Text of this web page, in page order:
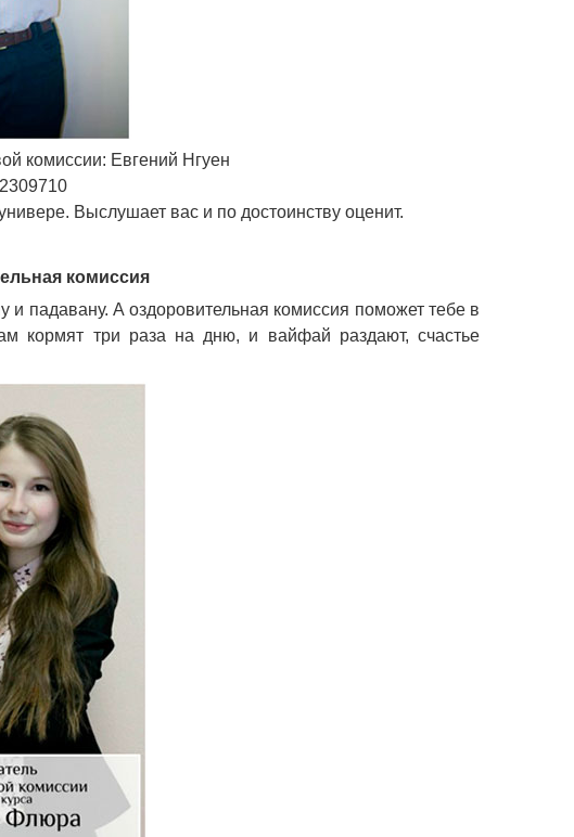
комиссии: Евгений Нгуен
Выслушает вас и по достоинству оценит.
комиссия
и падавану. А оздоровительная комиссия поможет тебе в
кормят три раза на дню, и вайфай раздают, счастье